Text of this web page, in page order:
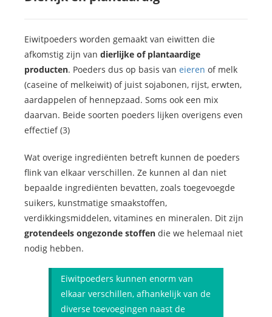
Eiwitpoeders worden gemaakt van eiwitten die
afkomstig zijn van dierlijke of plantaardige
producten. Poeders dus op basis van eieren of melk
(caseïne of melkeiwit) of juist sojabonen, rijst, erwten,
aardappelen of hennepzaad. Soms ook een mix
daarvan. Beide soorten poeders lijken overigens even
effectief (3)
Wat overige ingrediënten betreft kunnen de poeders
flink van elkaar verschillen. Ze kunnen al dan niet
bepaalde ingrediënten bevatten, zoals toegevoegde
suikers, kunstmatige smaakstoffen,
verdikkingsmiddelen, vitamines en mineralen. Dit zijn
grotendeels ongezonde stoffen die we helemaal niet
nodig hebben.
Eiwitpoeders kunnen enorm van
elkaar verschillen, afhankelijk van de
diverse toevoegingen naast de